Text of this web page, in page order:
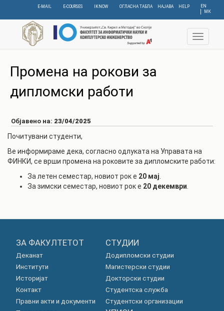
content
EN
МК
E-MAIL E-COURSES IKNOW ОГЛАСНА ТАБЛА НАЈАВА HELP
Toggle
Промена на рокови за
дипломски работи
Објавено на: 23/04/2025
Почитувани студенти,
Ве информираме дека, согласно одлуката на Управата на
ФИНКИ, се врши промена на роковите за дипломските работи:
За летен семестар, новиот рок е 20 мај
За зимски семестар, новиот рок е 20 декември
ЗА ФАКУЛТЕТОТ
Деканат
Институти
Историјат
Контакт
Правни акти и документи
СТУДИИ
Додипломски студии
Магистерски студии
Докторски студии
Студентска служба
Студентски организации